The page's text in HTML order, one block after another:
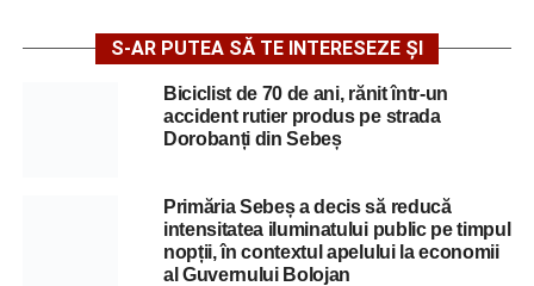
S-AR PUTEA SĂ TE INTERESEZE ȘI
Biciclist de 70 de ani, rănit într-un
accident rutier produs pe strada
Dorobanți din Sebeș
Primăria Sebeș a decis să reducă
intensitatea iluminatului public pe timpul
nopții, în contextul apelului la economii
al Guvernului Bolojan